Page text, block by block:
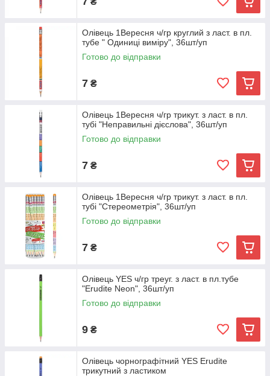
Олівець 1Вересня ч/гр круглий з ласт. в пл.
тубе " Одиниці виміру", 36шт/уп
Готово до відправки
7 ₴
Олівець 1Вересня ч/гр трикут. з ласт. в пл.
тубі "Неправильні дієслова", 36шт/уп
Готово до відправки
7 ₴
Олівець 1Вересня ч/гр трикут. з ласт. в пл.
тубі "Стереометрія", 36шт/уп
Готово до відправки
7 ₴
Олівець YES ч/гр треуг. з ласт. в пл.тубе
"Erudite Neon", 36шт/уп
Готово до відправки
9 ₴
Олівець чорнографітний YES Erudite
трикутний з ластиком